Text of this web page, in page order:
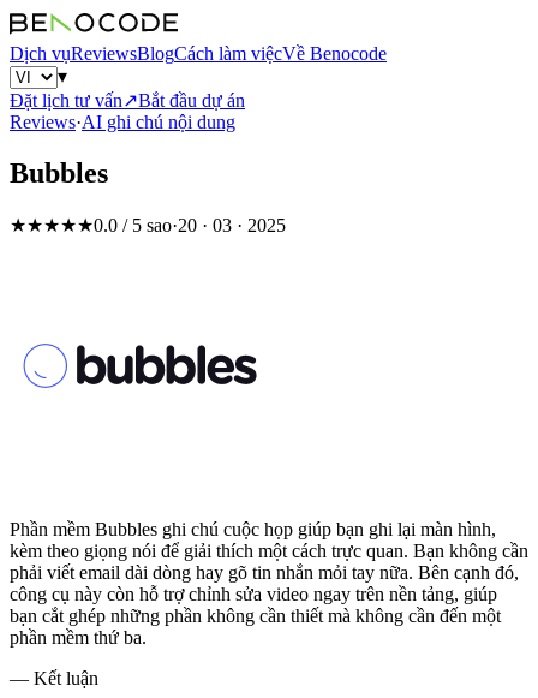
Dịch vụReviewsBlogCách làm việcVề Benocode
▾
Đặt lịch tư vấn↗Bắt đầu dự án
Reviews·AI ghi chú nội dung
Bubbles
★★★★★0.0 / 5 sao·20 · 03 · 2025
Phần mềm Bubbles ghi chú cuộc họp giúp bạn ghi lại màn hình,
kèm theo giọng nói để giải thích một cách trực quan. Bạn không cần
phải viết email dài dòng hay gõ tin nhắn mỏi tay nữa. Bên cạnh đó,
công cụ này còn hỗ trợ chỉnh sửa video ngay trên nền tảng, giúp
bạn cắt ghép những phần không cần thiết mà không cần đến một
phần mềm thứ ba.
— Kết luận